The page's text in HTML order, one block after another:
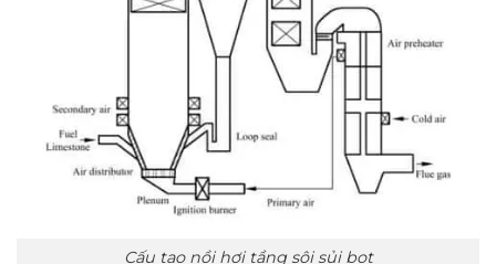
Cấu tạo nồi hơi tầng sôi sủi bọt